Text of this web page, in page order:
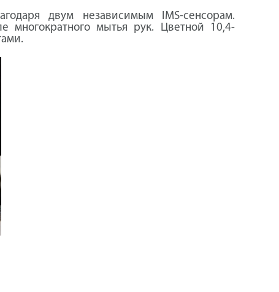
двум независимым IMS-сенсорам.
многократного мытья рук. Цветной 10,4-